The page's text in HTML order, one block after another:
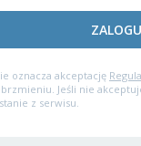
oznacza akceptację
Jeśli nie
z serwisu.